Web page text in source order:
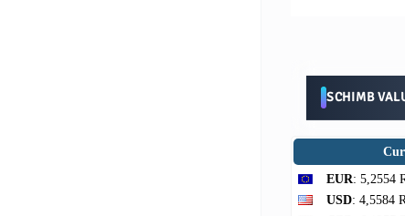
SCHIMB
EUR: 5,2554
USD: 4,5584